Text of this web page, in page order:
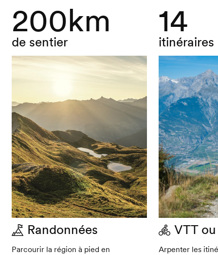
200km
de sentier
Randonnées
Parcourir la région à pied en
14
itinéraires
VTT
Arpenter les